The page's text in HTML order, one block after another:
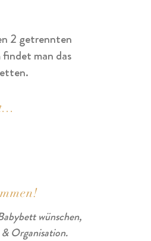
2 getrennten
man das
wünschen,
Organisation.